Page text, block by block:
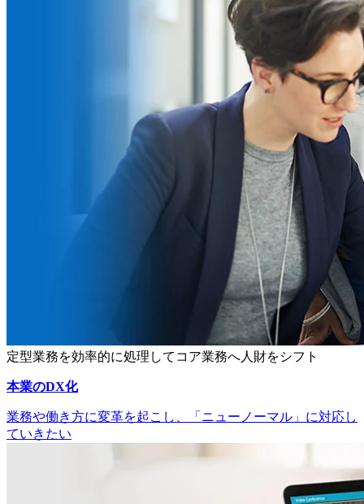
定型業務を効率的に処理してコア業務へ人財をシフト
本業のDX化
業務や働き方に変革を起こし、「ニューノーマル」に対応し
ていきたい